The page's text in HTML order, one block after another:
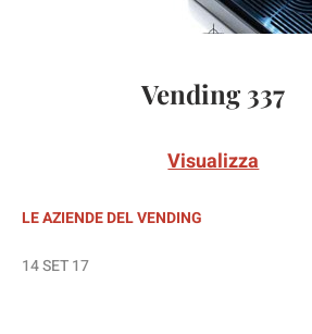
Vending 337
Visualizza
LE AZIENDE DEL VENDING
14 SET 17